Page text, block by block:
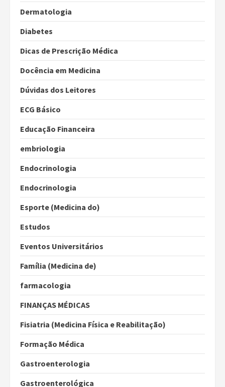
Dermatologia
Diabetes
Dicas de Prescrição Médica
Docência em Medicina
Dúvidas dos Leitores
ECG Básico
Educação Financeira
embriologia
Endocrinologia
Endocrinologia
Esporte (Medicina do)
Estudos
Eventos Universitários
Família (Medicina de)
farmacologia
FINANÇAS MÉDICAS
Fisiatria (Medicina Física e Reabilitação)
Formação Médica
Gastroenterologia
Gastroenterológica